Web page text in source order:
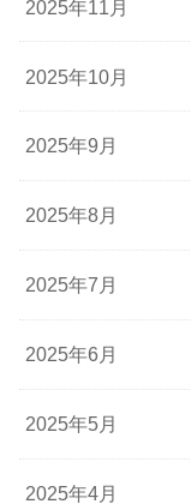
2025年11月
2025年10月
2025年9月
2025年8月
2025年7月
2025年6月
2025年5月
2025年4月